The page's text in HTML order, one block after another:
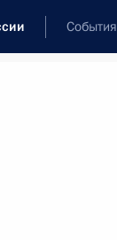
События